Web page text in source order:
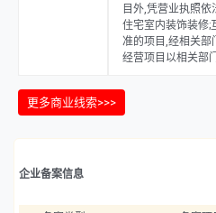
目外,凭营业执照
住宅室内装饰装修;
准的项目,经相关部
经营项目以相关部
更多商业线索>>>
企业备案信息